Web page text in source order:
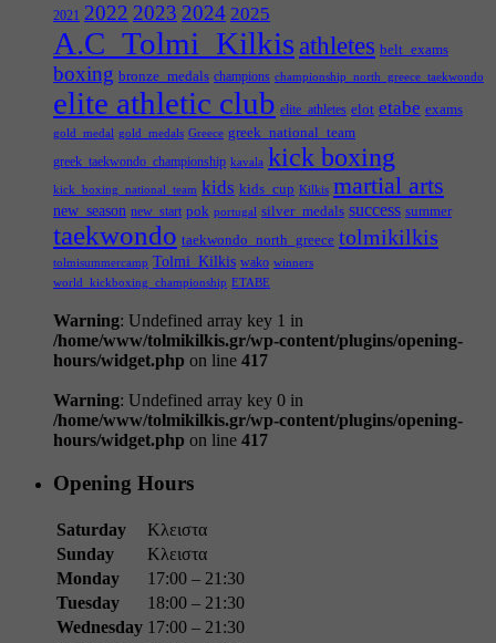
2021 2022 2023 2024 2025
A.C_Tolmi_Kilkis athletes belt_exams
boxing bronze_medals champions championship_north_greece_taekwondo
elite athletic club elite_athletes elot etabe exams
gold_medal gold_medals Greece greek_national_team
greek_taekwondo_championship kavala kick boxing
kick_boxing_national_team kids kids_cup Kilkis martial arts
new_season new_start pok portugal silver_medals success summer
taekwondo taekwondo_north_greece tolmikilkis
tolmisummercamp Tolmi_Kilkis wako winners
world_kickboxing_championship ΕΤΑΒΕ
Warning: Undefined array key 1 in
/home/www/tolmikilkis.gr/wp-content/plugins/opening-
hours/widget.php on line 417
Warning: Undefined array key 0 in
/home/www/tolmikilkis.gr/wp-content/plugins/opening-
hours/widget.php on line 417
Opening Hours
Saturday
Κλειστα
Sunday
Κλειστα
Monday
17:00 – 21:30
Tuesday
18:00 – 21:30
Wednesday 17:00 – 21:30